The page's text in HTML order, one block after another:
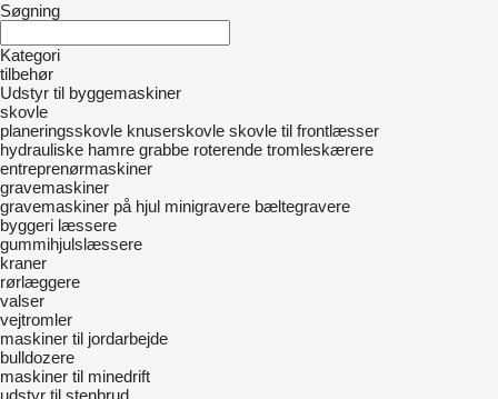
Søgning
Kategori
tilbehør
Udstyr til byggemaskiner
skovle
planeringsskovle knuserskovle skovle til frontlæsser
hydrauliske hamre grabbe roterende tromleskærere
entreprenørmaskiner
gravemaskiner
gravemaskiner på hjul minigravere bæltegravere
byggeri læssere
gummihjulslæssere
kraner
rørlæggere
valser
vejtromler
maskiner til jordarbejde
bulldozere
maskiner til minedrift
udstyr til stenbrud